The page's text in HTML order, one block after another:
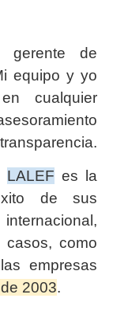
gerente de
equipo y yo
cualquier
LALEF es la
de sus
como
empresas
2003.